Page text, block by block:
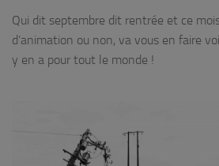
Qui dit septembre dit rentrée et ce
d’animation ou non, va vous en faire
y en a pour tout le monde !